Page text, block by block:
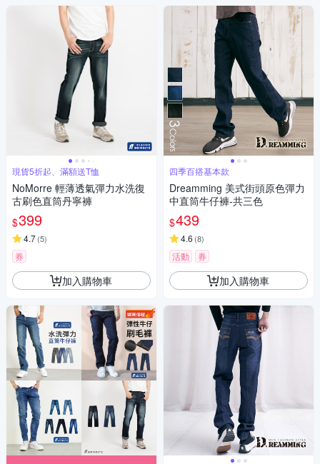
現貨5折起、滿額送T恤
NoMorre 輕薄透氣彈力水洗復
古刷色直筒丹寧褲
$399
4.7(5)
券
加入購物車
四季百搭基本款
Dreamming 美式街頭原色彈力
中直筒牛仔褲-共三色
$439
4.6 (8)
活動 券
加入購物車